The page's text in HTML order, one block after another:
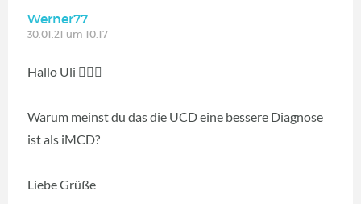
Werner77
30.01.21 um 10:17
Hallo Uli 🙋🏻‍♂️
Warum meinst du das die UCD eine bessere Diagnose
ist als iMCD?
Liebe Grüße